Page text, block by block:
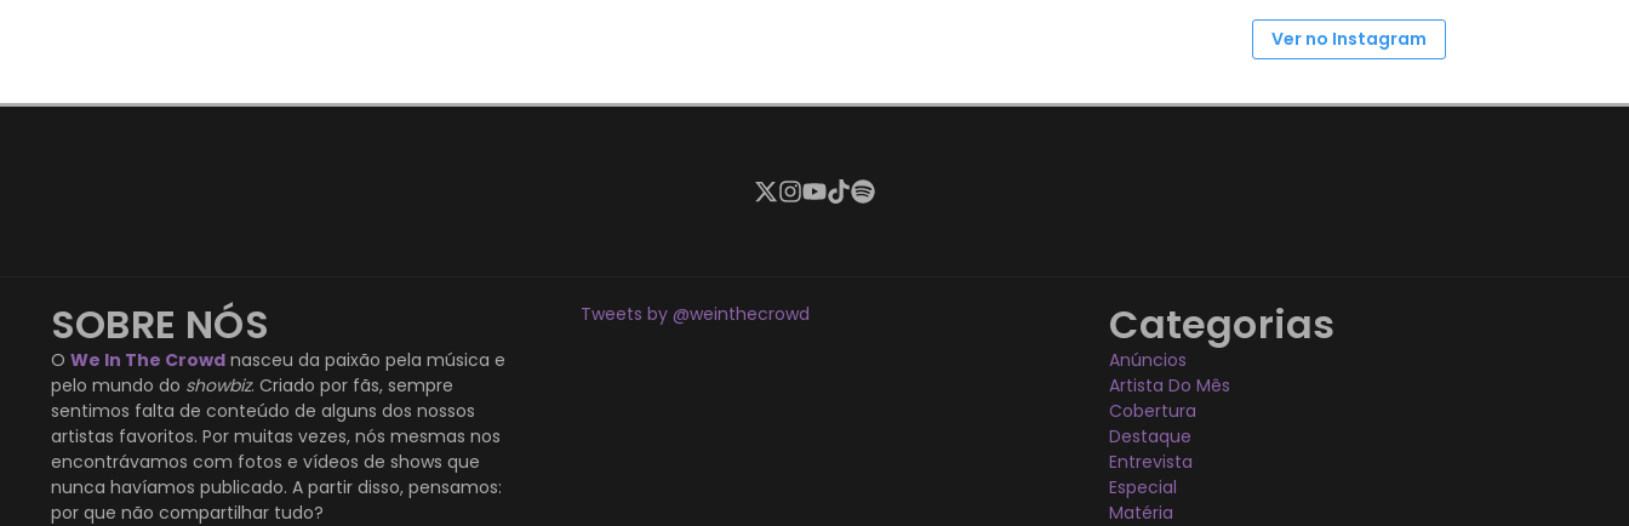
Ver no Instagram
SOBRE NÓS
O We In The Crowd nasceu da paixão pela música e
pelo mundo do showbiz. Criado por fãs, sempre
sentimos falta de conteúdo de alguns dos nossos
artistas favoritos. Por muitas vezes, nós mesmas nos
encontrávamos com fotos e vídeos de shows que
nunca havíamos publicado. A partir disso, pensamos:
por que não compartilhar tudo?
Tweets by @weinthecrowd Categorias
Anúncios
Artista Do Mês
Cobertura
Destaque
Entrevista
Especial
Matéria